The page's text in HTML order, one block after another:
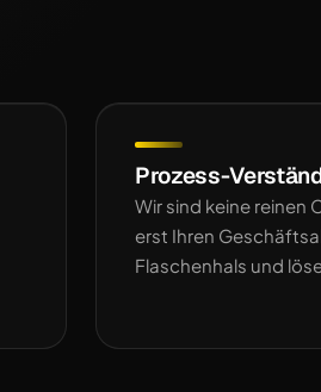
Prozess-
Wir sind keine reinen
erst Ihren
Flaschenhals und